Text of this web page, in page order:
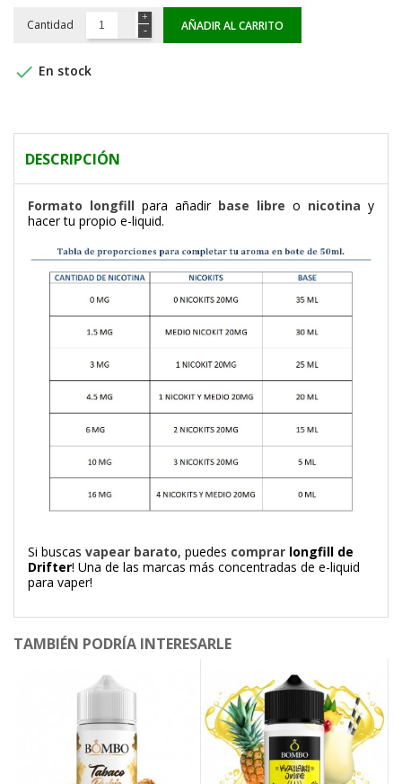
Cantidad AÑADIR AL CARRITO
 En stock
DESCRIPCIÓN
Formato longfill para añadir base libre o nicotina y
hacer tu propio e-liquid.
Si buscas vapear barato, puedes comprar longfill de
Drifter! Una de las marcas más concentradas de e-liquid
para vaper!
TAMBIÉN PODRÍA INTERESARLE